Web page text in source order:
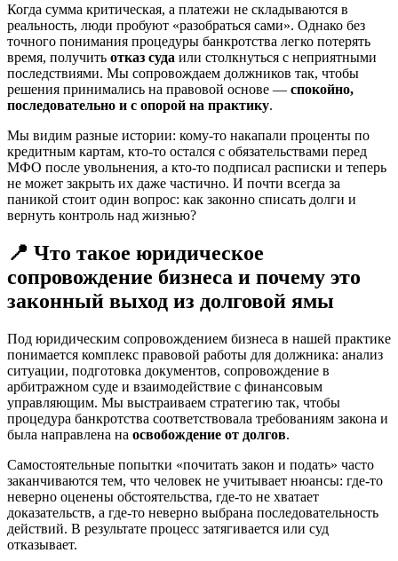
Когда сумма критическая, а платежи не складываются в
реальность, люди пробуют «разобраться сами». Однако без
точного понимания процедуры банкротства легко потерять
время, получить отказ суда или столкнуться с неприятными
последствиями. Мы сопровождаем должников так, чтобы
решения принимались на правовой основе — спокойно,
последовательно и с опорой на практику.
Мы видим разные истории: кому-то накапали проценты по
кредитным картам, кто-то остался с обязательствами перед
МФО после увольнения, а кто-то подписал расписки и теперь
не может закрыть их даже частично. И почти всегда за
паникой стоит один вопрос: как законно списать долги и
вернуть контроль над жизнью?
📍 Что такое юридическое
сопровождение бизнеса и почему это
законный выход из долговой ямы
Под юридическим сопровождением бизнеса в нашей практике
понимается комплекс правовой работы для должника: анализ
ситуации, подготовка документов, сопровождение в
арбитражном суде и взаимодействие с финансовым
управляющим. Мы выстраиваем стратегию так, чтобы
процедура банкротства соответствовала требованиям закона и
была направлена на освобождение от долгов.
Самостоятельные попытки «почитать закон и подать» часто
заканчиваются тем, что человек не учитывает нюансы: где-то
неверно оценены обстоятельства, где-то не хватает
доказательств, а где-то неверно выбрана последовательность
действий. В результате процесс затягивается или суд
отказывает.